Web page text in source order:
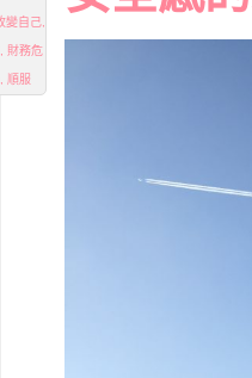
變自己,
財務危
順服